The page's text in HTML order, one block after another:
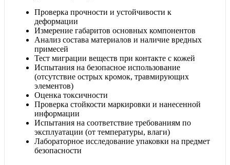
Проверка прочности и устойчивости к
деформации
Измерение габаритов основных компонентов
Анализ состава материалов и наличие вредных
примесей
Тест миграции веществ при контакте с кожей
Испытания на безопасное использование
(отсутствие острых кромок, травмирующих
элементов)
Оценка токсичности
Проверка стойкости маркировки и нанесенной
информации
Испытания на соответствие требованиям по
эксплуатации (от температуры, влаги)
Лабораторное исследование упаковки на предмет
безопасности